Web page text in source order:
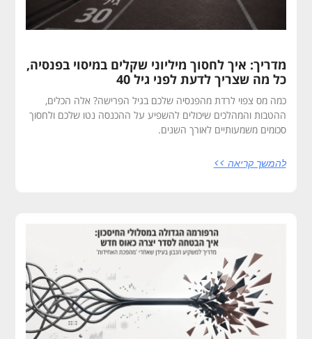
מדריך: איך לחסוך מיליוני שקלים במיסוי בפנסיה,
כל מה שצריך לדעת לפני גיל 40
כמה מס צפוי לרדת מהפנסיה שלכם בגיל הפרישה? אלה הכלים,
ההטבות והמהלכים שיכולים להשפיע על ההכנסה נטו שלכם ולחסוך
סכומים משמעותיים לאורך השנים.
להמשך קריאה >>